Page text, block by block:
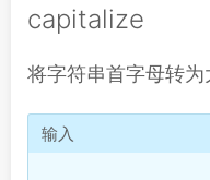
capitalize
将字符串首字母转为
输入